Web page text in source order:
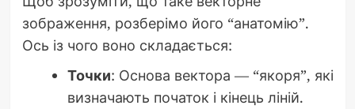
зображення, розберімо його “анатомію”.
Ось із чого воно складається:
Точки: Основа вектора — “якоря”, які
визначають початок і кінець ліній.